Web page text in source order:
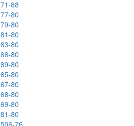
88
80
80
80
80
80
80
80
80
80
80
80